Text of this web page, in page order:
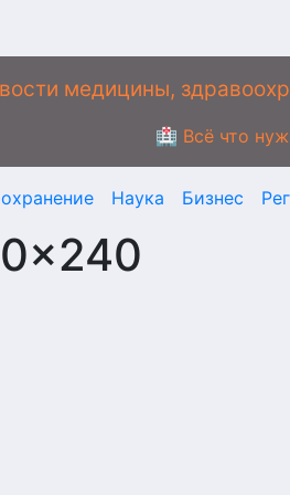
медицины,
🏥 Всё что
Наука Бизнес